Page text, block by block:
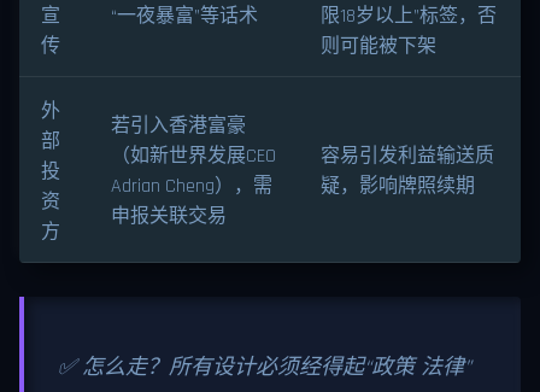
宣
传
“一夜暴富”等话术
限18岁以上”标签，否
则可能被下架
外
部
投
资
方
若引入香港富豪
（如新世界发展CEO
Adrian Cheng），需
申报关联交易
容易引发利益输送质
疑，影响牌照续期
✅ 怎么走？所有设计必须经得起“政策 法律”